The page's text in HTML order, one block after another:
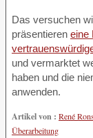
Das versuchen
präsentieren eine
und vermarktet
haben und die
anwenden.
Artikel von : René
Überarbeitung